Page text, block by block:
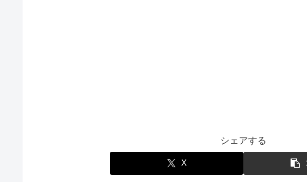
シェアする
X